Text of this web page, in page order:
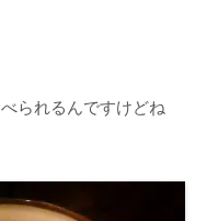
られるんですけどね